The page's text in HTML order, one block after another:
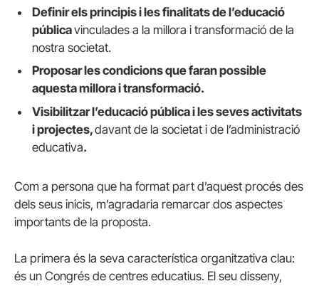
Definir els principis i les finalitats de l’educació
públicavinculades a la millora i transformació de la
nostra societat.
Proposar les condicions que faran possible
aquesta millora i transformació.
Visibilitzar l’educació pública i les seves activitats
i projectes,davant de la societat i de l’administració
educativa.
Com a persona que ha format part d’aquest procés des
dels seus inicis, m’agradaria remarcar dos aspectes
importants de la proposta.
La primera és la seva característica organitzativa clau:
és un Congrés de centres educatius. El seu disseny,